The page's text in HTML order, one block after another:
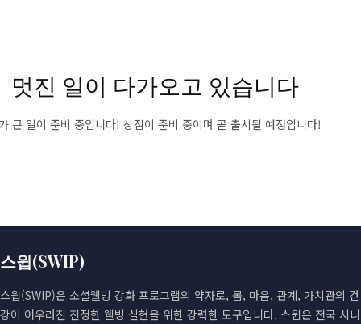
멋진 일이 다가오고 있습니다
큰 일이 준비 중입니다! 상점이 준비 중이며 곧 출시될 예정입니다!
스윕(SWIP)
스윕(SWIP)은 소셜웰빙 강화 프로그램의 약자로, 몸, 마음, 관계, 가치관의 건
강이 어우러진 진정한 웰빙 실현을 위한 강력한 도구입니다. 스윕은 전국 시니